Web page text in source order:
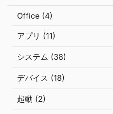
Office (4)
アプリ (11)
システム (38)
デバイス (18)
起動 (2)